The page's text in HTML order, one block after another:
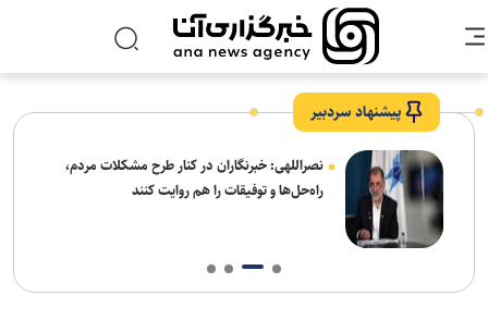
پیشنهاد سردبیر
نصراللهی: خبرنگاران در کنار طرح مشکلات مردم،
راه‌حل‌ها و توفیقات را هم روایت کنند